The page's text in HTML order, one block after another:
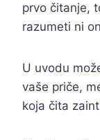
prvo čitanje,
razumeti ni
U uvodu
vaše priče,
koja čita